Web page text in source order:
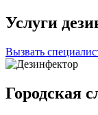
Услуги
Вызвать
Городская